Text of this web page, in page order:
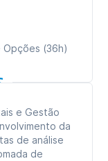
Opções (36h)
e Gestão
da
de análise
de